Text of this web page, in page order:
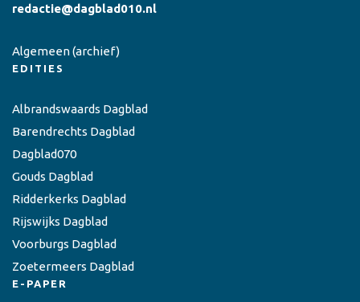
redactie@dagblad010.nl
Algemeen(archief)
EDITIES
Albrandswaards Dagblad
Barendrechts Dagblad
Dagblad070
Gouds Dagblad
Ridderkerks Dagblad
Rijswijks Dagblad
Voorburgs Dagblad
Zoetermeers Dagblad
E-PAPER